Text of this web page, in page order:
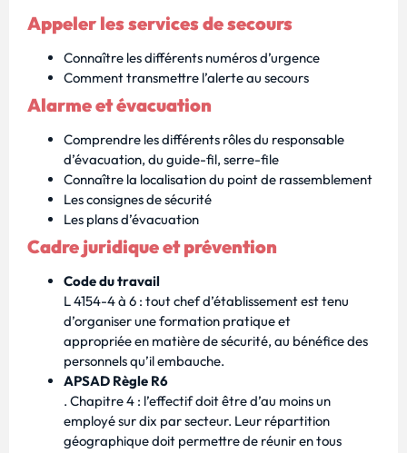
Appeler les services de secours
Connaître les différents numéros d’urgence
Comment transmettre l’alerte au secours
Alarme et évacuation
Comprendre les différents rôles du responsable
d’évacuation, du guide-fil, serre-file
Connaître la localisation du point de rassemblement
Les consignes de sécurité
Les plans d’évacuation
Cadre juridique et prévention
Code du travail
L 4154-4 à 6 : tout chef d’établissement est tenu
d’organiser une formation pratique et
appropriée en matière de sécurité, au bénéfice des
personnels qu’il embauche.
APSAD Règle R6
. Chapitre 4 : l’effectif doit être d’au moins un
employé sur dix par secteur. Leur répartition
géographique doit permettre de réunir en tous